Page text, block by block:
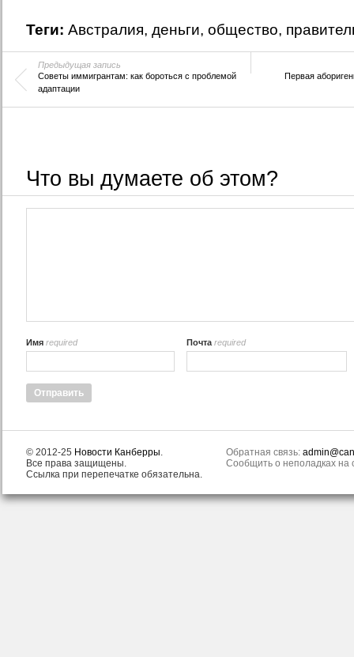
Теги: Австралия, деньги, общество,
Предыдущая запись
Советы иммигрантам: как бороться с проблемой
адаптации
Первая
Что вы думаете об этом?
Имя required Почта required
© 2012-25 Новости Канберры.
Все права защищены.
Ссылка при перепечатке обязательна.
Обратная связь:
Сообщить о неполадках на